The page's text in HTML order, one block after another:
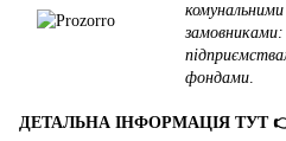
фондами
ДЕТАЛЬНА ІНФОРМАЦІЯ ТУТ